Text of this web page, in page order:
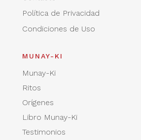
Política de Privacidad
Condiciones de Uso
MUNAY-KI
Munay-Ki
Ritos
Orígenes
Libro Munay-Ki
Testimonios